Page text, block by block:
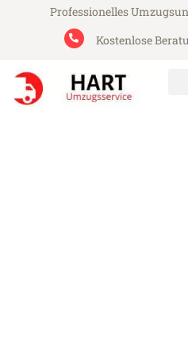
Professionelles
Kostenlose